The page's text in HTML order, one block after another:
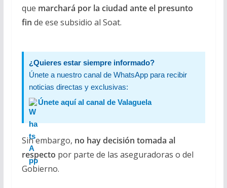
que marchará por la ciudad ante el presunto
fin de ese subsidio al Soat.
¿Quieres estar siempre informado?
Únete a nuestro canal de WhatsApp para recibir
noticias directas y exclusivas:
Únete aquí al canal de Valaguela
Sin embargo, no hay decisión tomada al
respecto por parte de las aseguradoras o del
Gobierno.